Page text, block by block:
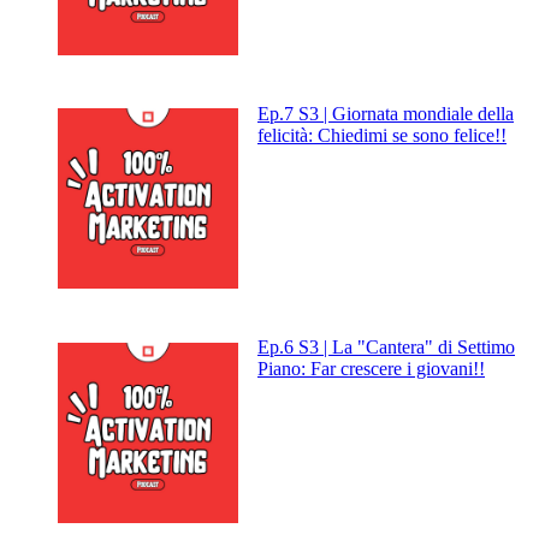
Ep.7 S3 | Giornata mondiale della
felicità: Chiedimi se sono felice!!
Ep.6 S3 | La "Cantera" di Settimo
Piano: Far crescere i giovani!!